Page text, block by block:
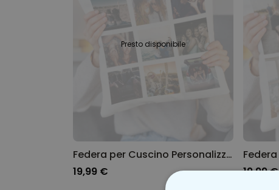
Presto disponibile
Federa per Cuscino Personalizzabile con 9 Immagini
19,99 €
19,99 €